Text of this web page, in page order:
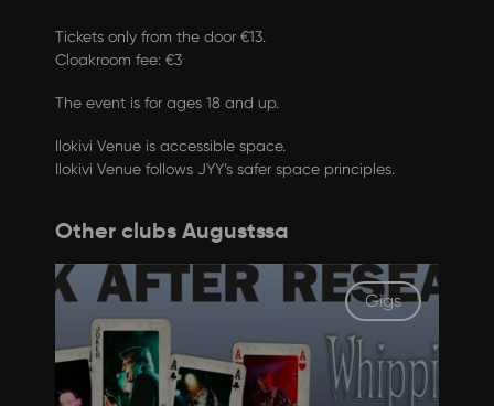
Tickets only from the door €13.
Cloakroom fee: €3
The event is for ages 18 and up.
Ilokivi Venue is accessible space.
Ilokivi Venue follows JYY’s safer space principles.
Other clubs Augustssa
Gigs